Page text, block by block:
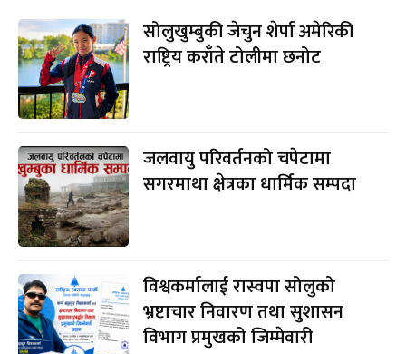
सोलुखुम्बुकी जेचुन शेर्पा अमेरिकी
राष्ट्रिय कराँते टोलीमा छनोट
जलवायु परिवर्तनको चपेटामा
सगरमाथा क्षेत्रका धार्मिक सम्पदा
विश्वकर्मालाई रास्वपा सोलुको
भ्रष्टाचार निवारण तथा सुशासन
विभाग प्रमुखको जिम्मेवारी